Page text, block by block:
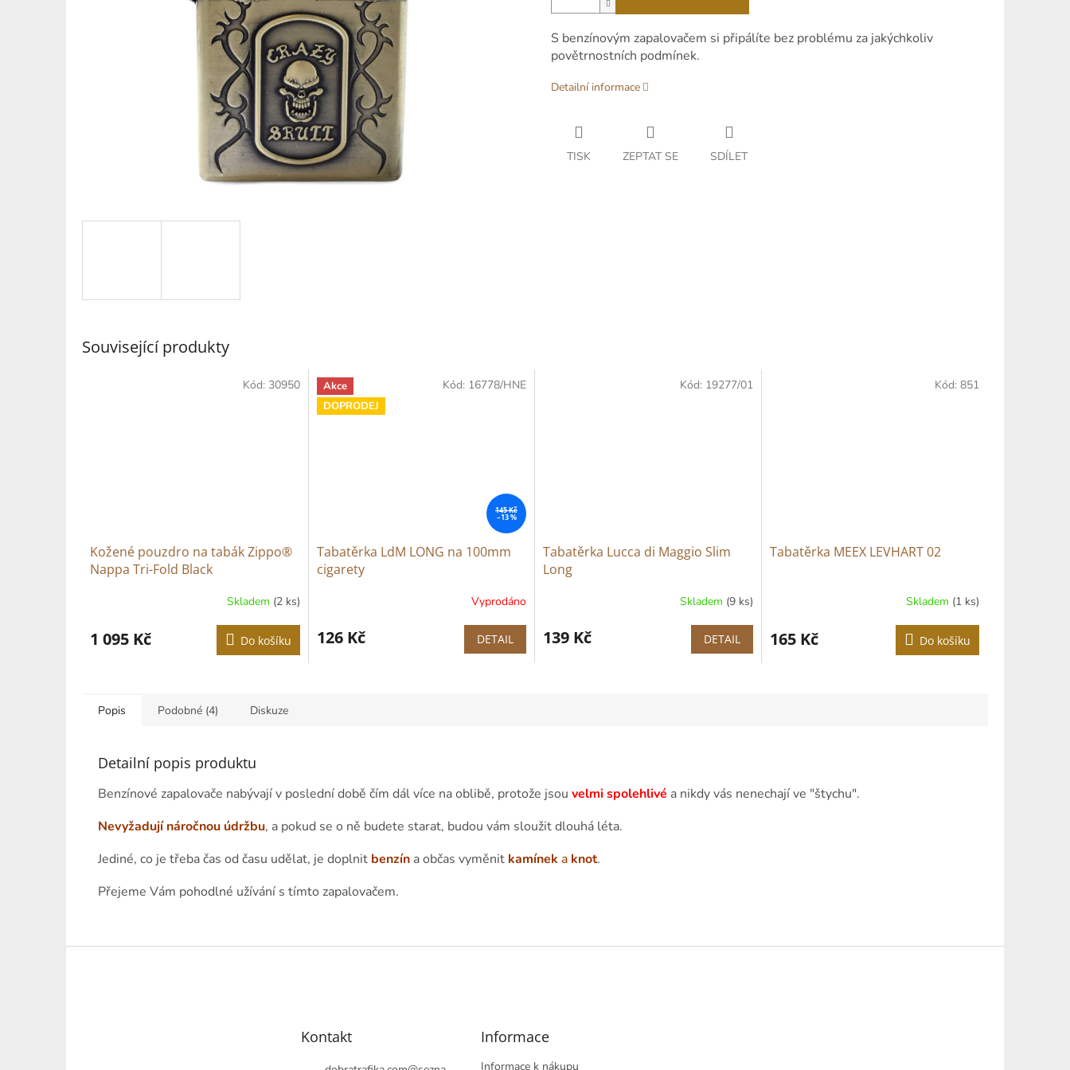
S benzínovým zapalovačem si připálíte bez problému za jakýchkoliv
povětrnostních podmínek.
Detailní informace
TISK ZEPTAT SE SDÍLET
Související produkty
Kožené pouzdro na tabák Zippo®
Nappa Tri-Fold Black
Skladem (2 ks)
1 095 Kč Do košíku
Kód: 30950
Akce
DOPRODEJ
145 Kč
–13 %
Tabatěrka LdM LONG na 100mm
cigarety
Vyprodáno
126 Kč DETAIL
Kód: 16778/HNE
Tabatěrka Lucca di Maggio Slim
Long
Skladem (9 ks)
139 Kč DETAIL
Kód: 19277/01
Tabatěrka MEEX LEVHART 02
Skladem (1 ks)
165 Kč Do košíku
Kód: 851
Popis Podobné (4) Diskuze
Detailní popis produktu
Benzínové zapalovače nabývají v poslední době čím dál více na oblibě, protože jsou velmi spolehlivé a nikdy vás nenechají ve "štychu".
Nevyžadují náročnou údržbu, a pokud se o ně budete starat, budou vám sloužit dlouhá léta.
Jediné, co je třeba čas od času udělat, je doplnit benzín a občas vyměnit kamínek a knot.
Přejeme Vám pohodlné užívání s tímto zapalovačem.
Kontakt Informace
Informace k nákupu